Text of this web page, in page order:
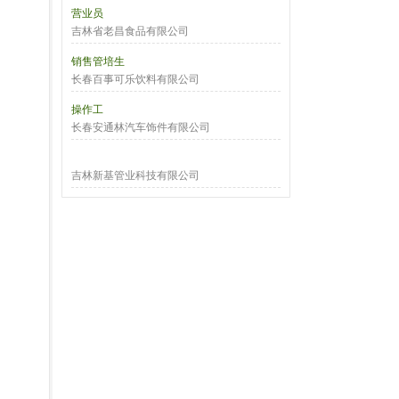
营业员
吉林省老昌食品有限公司
销售管培生
长春百事可乐饮料有限公司
操作工
长春安通林汽车饰件有限公司
吉林新基管业科技有限公司